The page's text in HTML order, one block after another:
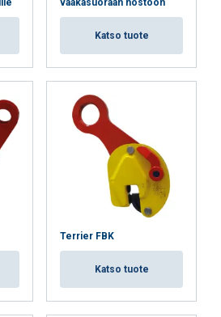
Katso tuote
Terrier FBK
Katso tuote
KAIKKI